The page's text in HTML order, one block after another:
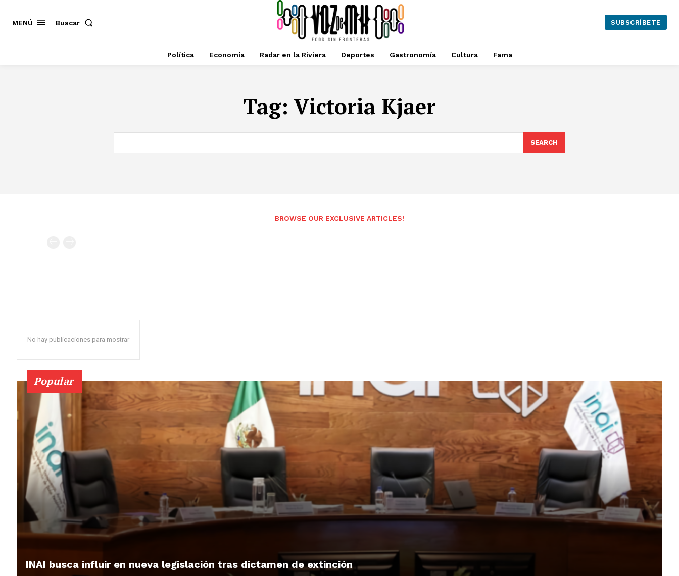
MENÚ Buscar SUBSCRÍBETE
Política Economía Radar en la Riviera Deportes Gastronomía Cultura Fama
Tag: Victoria Kjaer
SEARCH
BROWSE OUR EXCLUSIVE ARTICLES!
No hay publicaciones para mostrar
Popular
INAI busca influir en nueva legislación tras dictamen de extinción